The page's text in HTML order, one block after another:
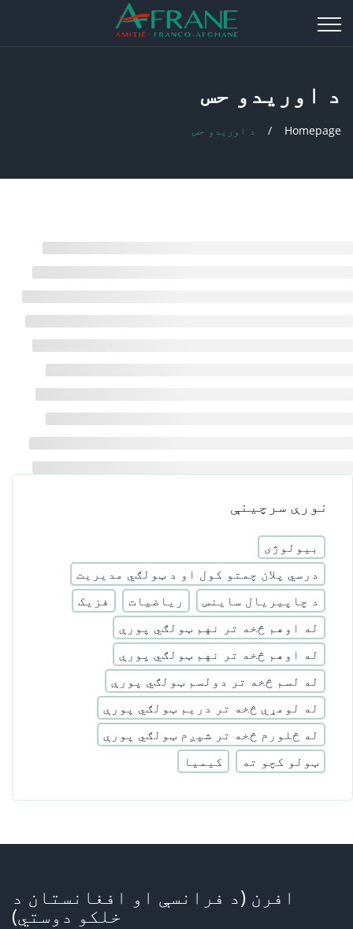
د اوریدو حس
Homepage د اوریدو حس
نورې سرچینې
بیولوژی
درسي پلان چمتو کول او د ټولګي مدیریت
د چاپیریال ساینس
ریاضیات
فزیک
له اوهم څخه تر نهم ټولګي پورې
له اوهم څخه تر نهم ټولګي پورې
له لسم څخه تر دولسم ټولګي پورې
له لومړي څخه تر دریم ټولګي پورې
له څلورم څخه تر شپږم ټولګي پورې
ټولو کچو ته
کیمیا
افرن (د فرانسې او افغانستان د
خلکو دوستي)